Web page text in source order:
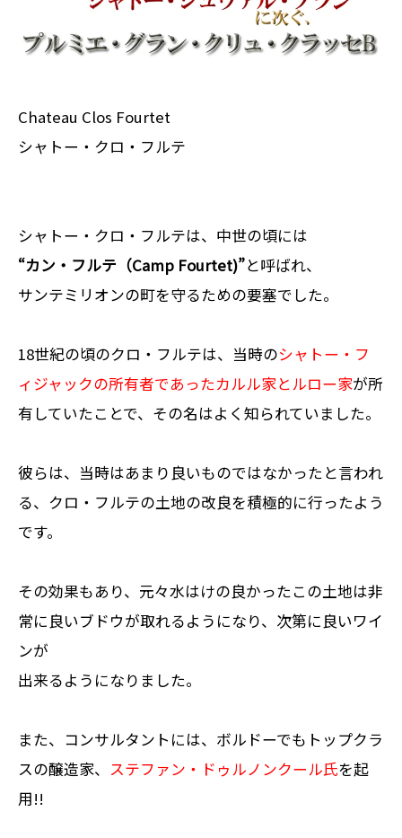
Chateau Clos Fourtet
シャトー・クロ・フルテ
シャトー・クロ・フルテは、中世の頃には
“カン・フルテ（Camp Fourtet)”と呼ばれ、
サンテミリオンの町を守るための要塞でした。
18世紀の頃のクロ・フルテは、当時のシャトー・フ
ィジャックの所有者であったカルル家とルロー家が所
有していたことで、その名はよく知られていました。
彼らは、当時はあまり良いものではなかったと言われ
る、クロ・フルテの土地の改良を積極的に行ったよう
です。
その効果もあり、元々水はけの良かったこの土地は非
常に良いブドウが取れるようになり、次第に良いワイ
ンが
出来るようになりました。
また、コンサルタントには、ボルドーでもトップクラ
スの醸造家、 ステファン・ドゥルノンクール氏を起
用!!